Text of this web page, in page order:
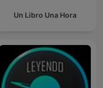
Un Libro Una Hora